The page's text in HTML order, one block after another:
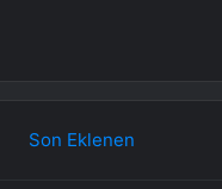
Son Eklenen